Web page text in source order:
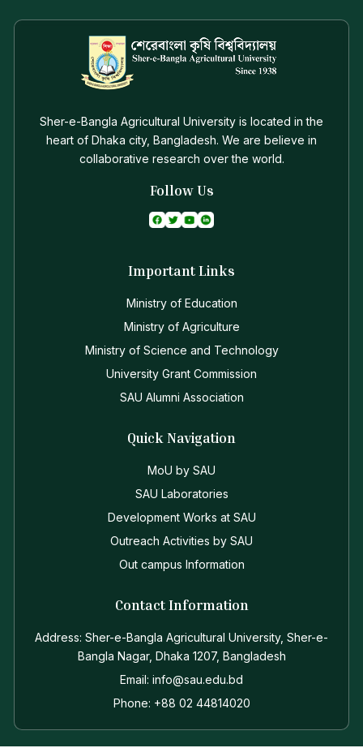
Sher-e-Bangla Agricultural University is located in the
heart of Dhaka city, Bangladesh. We are believe in
collaborative research over the world.
Follow Us
Important Links
Ministry of Education
Ministry of Agriculture
Ministry of Science and Technology
University Grant Commission
SAU Alumni Association
Quick Navigation
MoU by SAU
SAU Laboratories
Development Works at SAU
Outreach Activities by SAU
Out campus Information
Contact Information
Address: Sher-e-Bangla Agricultural University, Sher-e-
Bangla Nagar, Dhaka 1207, Bangladesh
Email: info@sau.edu.bd
Phone: +88 02 44814020